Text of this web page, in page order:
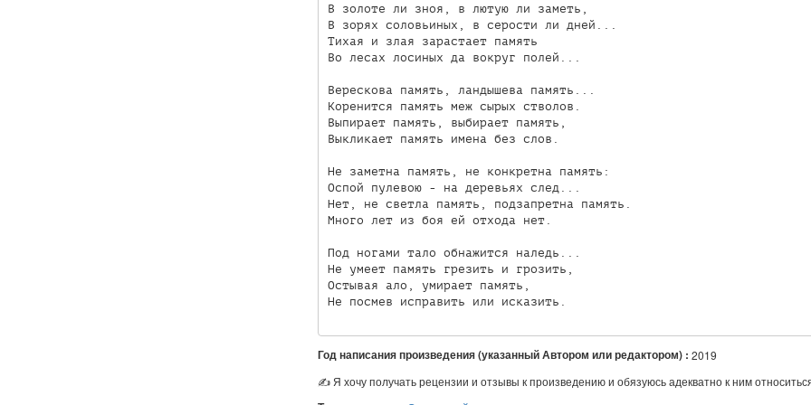
В золоте ли зноя, в лютую ли заметь,
В зорях соловьиных, в серости ли дней...
Тихая и злая зарастает память
Во лесах лосиных да вокруг полей...
Верескова память, ландышева память...
Коренится память меж сырых стволов.
Выпирает память, выбирает память,
Выкликает память имена без слов.
Не заметна память, не конкретна память:
Оспой пулевою - на деревьях след...
Нет, не светла память, подзапретна память.
Много лет из боя ей отхода нет.
Под ногами тало обнажится наледь...
Не умеет память грезить и грозить,
Остывая ало, умирает память,
Год написания произведения (указанный Автором или редактором) : 2019
✍ Я хочу получать рецензии и отзывы к произведению и обязуюсь адекватно к ним